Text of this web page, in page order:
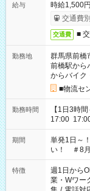
給与
時給1,500
交通費
交通費 ■
勤務地
群馬県前橋
前橋駅から
からバイク
■物流セ
勤務時間
【1日3時間～も相談OK!
17:00 17:00～
お気軽にご
期間
単発1日～
い！ ＃8
特徴 週1日から
業・Wワー